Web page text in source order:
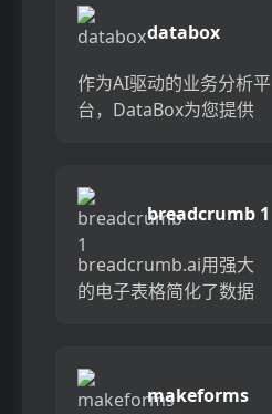
databox
作为AI驱动的业务分析平
台，DataBox为您提供
的实时KPI跟踪，包括云
服务，电子表格和数据
库，可以轻松地在...
breadcrumb 1
breadcrumb.ai用强大
的电子表格简化了数据
和418多个预构建的集成
转换为引人入胜的视觉
makeforms